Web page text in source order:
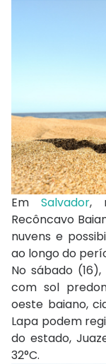
EmSalvador,
Recôncavo
nuvens e
ao longo do
No sábado
com sol
oeste baiano,
Lapa podem
do estado,
32°C.